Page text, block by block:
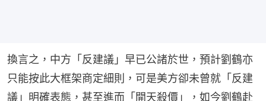
換言之，中方「反建議」早已公諸於世，預計劉鶴亦
只能按此大框架商定細則，可是美方卻未曾就「反建
議」明確表態，甚至進而「開天殺價」，如今劉鶴赴